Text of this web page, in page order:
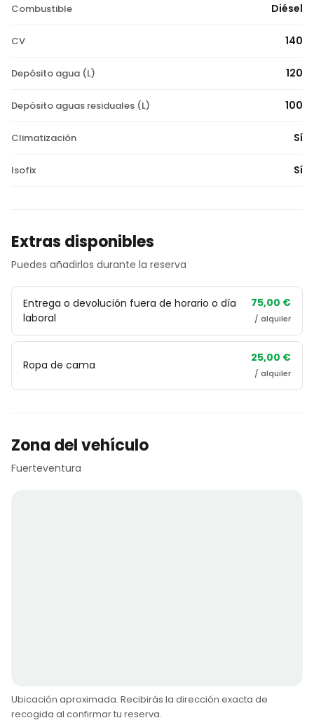
Combustible Diésel
CV 140
Depósito agua (L) 120
Depósito aguas residuales (L) 100
Climatización Sí
Isofix Sí
Extras disponibles
Puedes añadirlos durante la reserva
Entrega o devolución fuera de horario o día
laboral
75,00 €
/ alquiler
Ropa de cama
25,00 €
/ alquiler
Zona del vehículo
Fuerteventura
Ubicación aproximada. Recibirás la dirección exacta de
recogida al confirmar tu reserva.